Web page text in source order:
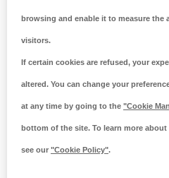
ACTIVITÉS DE
L’OASIS
browsing and enable it to measure the
visitors.
If certain cookies are refused, your
altered. You can change your
at any time by going to the "Cookie
bottom of the site. To learn more
see our "Cookie Policy".